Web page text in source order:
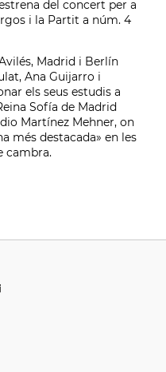
del concert per a
i la Partit a núm. 4
Madrid i Berlín
Ana Guijarro i
els seus estudis a
Sofía de Madrid
Martínez Mehner, on
més destacada» en les
cambra.